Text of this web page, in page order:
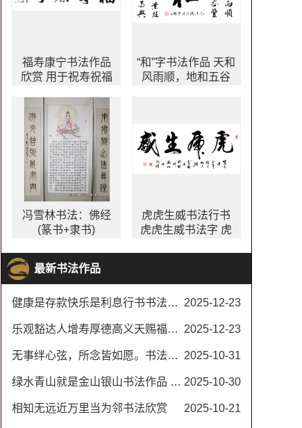
福寿康宁书法作品
欣赏 用于祝寿祝福
辈
“和”字书法作品 天和
风雨顺，地和五谷
冯雪林书法：佛经
(篆书+隶书)
虎虎生威书法行书
虎虎生威书法字 虎
最新书法作品
2025-12-23
健康是存款快乐是利息行书书法对联
2025-12-23
乐观豁达人增寿厚德高义天赐福书法楷书
2025-10-31
无事绊心弦，所念皆如愿。书法图片
2025-10-30
绿水青山就是金山银山书法作品 名家毛笔行书图片
2025-10-21
相知无远近万里当为邻书法欣赏